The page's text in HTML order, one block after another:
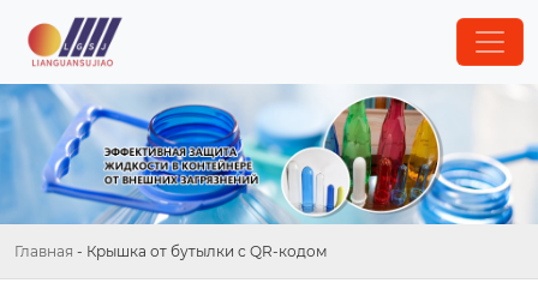
Главная - Крышка от бутылки с QR-кодом